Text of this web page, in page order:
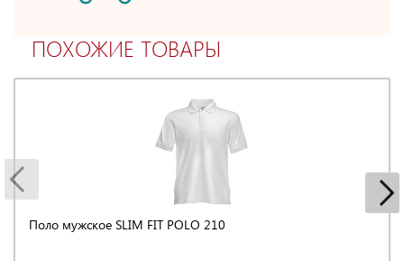
ПОХОЖИЕ ТОВАРЫ
Поло мужское SLIM FIT POLO 210